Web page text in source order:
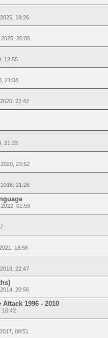
18:26
20:05
12:55
21:08
22:42
21:33
23:52
21:26
01:59
18:56
22:47
20:56
1996 - 2010
16:42
00:51